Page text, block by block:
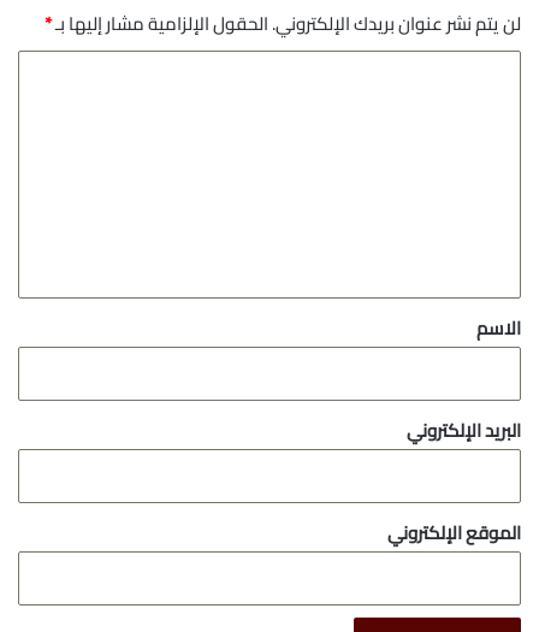
لن يتم نشر عنوان بريدك الإلكتروني.الحقول الإلزامية مشار إليها بـ*
*
الاسم
البريد الإلكتروني
الموقع الإلكتروني